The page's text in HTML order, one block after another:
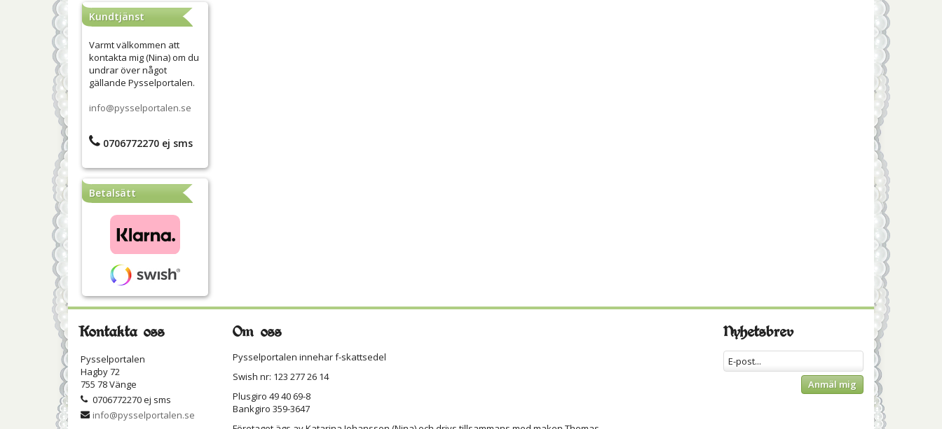
Kundtjänst
Varmt välkommen att
kontakta mig (Nina) om du
undrar över något
gällande Pysselportalen.
info@pysselportalen.se
0706772270 ej sms
Betalsätt
Kontakta oss
Pysselportalen
Hagby 72
755 78 Vänge
0706772270 ej sms
info@pysselportalen.se
Nyhetsbrev
Anmäl mig
Om oss
Pysselportalen innehar f-skattsedel
Swish nr: 123 277 26 14
Plusgiro 49 40 69-8
Bankgiro 359-3647